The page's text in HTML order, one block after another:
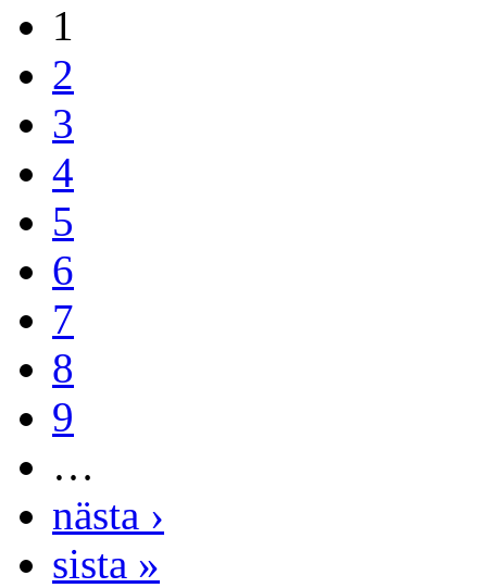
1
2
3
4
5
6
7
8
9
…
nästa ›
sista »